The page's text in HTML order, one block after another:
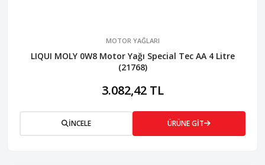
MOTOR YAĞLARI
LIQUI MOLY 0W8 Motor Yağı Special Tec AA 4 Litre
(21768)
3.082,42 TL
İNCELE ÜRÜNE GİT